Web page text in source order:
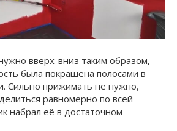
вверх-вниз таким образом,
была покрашена полосами в
Сильно прижимать не нужно,
равномерно по всей
набрал её в достаточном